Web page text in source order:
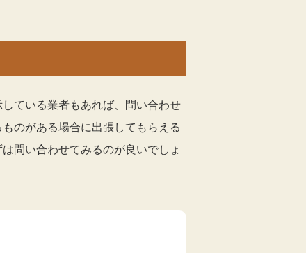
ている業者もあれば、問い合わせ
のがある場合に出張してもらえる
問い合わせてみるのが良いでしょ